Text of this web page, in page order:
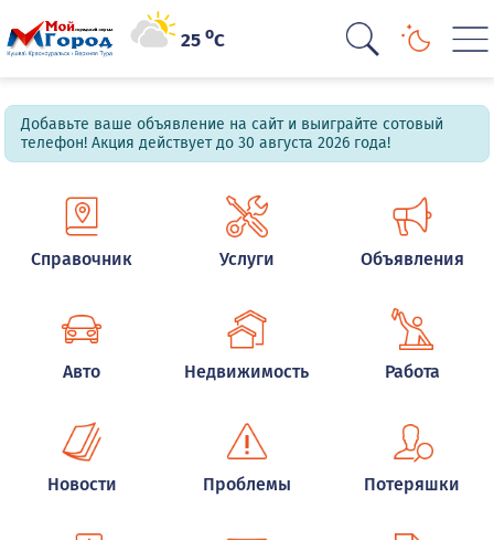
25oC
Добавьте ваше объявление на сайт и выиграйте сотовый
телефон! Акция действует до 30 августа 2026 года!
Справочник Услуги Объявления
Авто Недвижимость Работа
Новости Проблемы Потеряшки